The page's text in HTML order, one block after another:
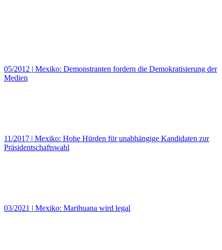
05/2012 | Mexiko: Demonstranten fordern die Demokratisierung der
Medien
11/2017 | Mexiko: Hohe Hürden für unabhängige Kandidaten zur
Präsidentschaftswahl
03/2021 | Mexiko: Marihuana wird legal